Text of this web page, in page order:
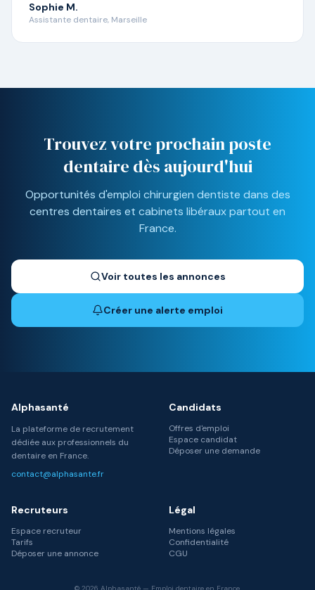
Sophie M.
Assistante dentaire, Marseille
Trouvez votre prochain poste
dentaire dès aujourd'hui
Opportunités d'emploi chirurgien dentiste dans des
centres dentaires et cabinets libéraux partout en
France.
Voir toutes les annonces
Créer une alerte emploi
Alphasanté
La plateforme de recrutement
dédiée aux professionnels du
dentaire en France.
contact@alphasante.fr
Candidats
Offres d'emploi
Espace candidat
Déposer une demande
Recruteurs
Espace recruteur
Tarifs
Déposer une annonce
Légal
Mentions légales
Confidentialité
CGU